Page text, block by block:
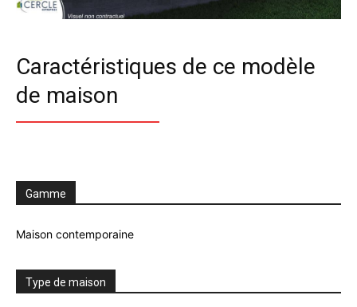
Caractéristiques de ce modèle
de maison
Gamme
Maison contemporaine
Type de maison